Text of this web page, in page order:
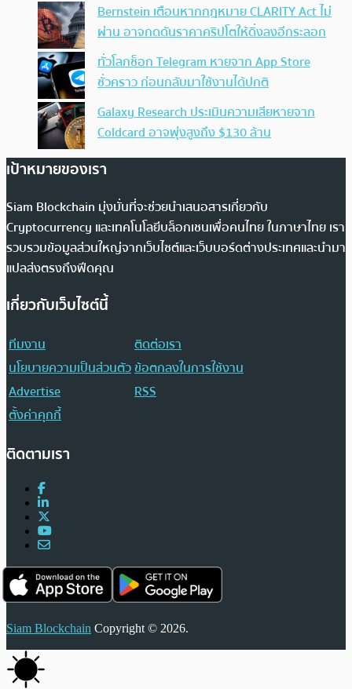
Bernstein เตือนหากกฎหมาย CLARITY Act ไม่
ผ่าน อาจกดดันราคาคริปโตให้ดิ่งลงอีกระลอก
ทั่วโลกช็อก Telegram หายจาก App Store
ชั่วคราว ก่อนกลับมาใช้งานได้ปกติ
Galaxy Research ประเมินความเสียหายจาก
Coldcard อาจพุ่งสูงถึง $130 ล้าน
เป้าหมายของเรา
Siam Blockchain มุ่งมั่นที่จะช่วยนำเสนอสารเกี่ยวกับ
Cryptocurrency และเทคโนโลยีบล็อกเชนเพื่อคนไทย ในภาษาไทย เรา
รวบรวมข้อมูลส่วนใหญ่จากเว็บไซต์และเว็บบอร์ดต่างประเทศและนำมา
แปลส่งตรงถึงฟีดคุณ
เกี่ยวกับเว็บไซต์นี้
ทีมงาน
ติดต่อเรา
นโยบายความเป็นส่วนตัวข้อตกลงในการใช้งาน
Advertise
RSS
ตั้งค่าคุกกี้
ติดตามเรา
Siam Blockchain Copyright © 2026.